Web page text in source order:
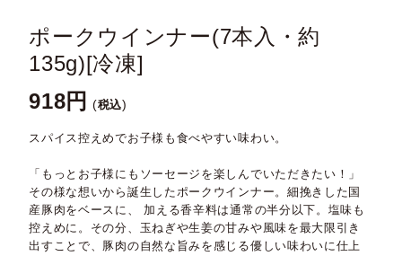
ポークウインナー(7本入・約
135g)[冷凍]
918 税込
スパイス控えめでお子様も食べやすい味わい。
「もっとお子様にもソーセージを楽しんでいただきたい！」
その様な想いから誕生したポークウインナー。細挽きした国
産豚肉をベースに、 加える香辛料は通常の半分以下。塩味も
控えめに。その分、玉ねぎや生姜の甘みや風味を最大限引き
出すことで、豚肉の自然な旨みを感じる優しい味わいに仕上